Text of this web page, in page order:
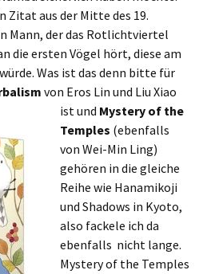
Zitat aus der Mitte des 19.
Mann, der das Rotlichtviertel
die ersten Vögel hört, diese am
Was ist das denn bitte für
von Eros Lin und Liu Xiao
ist und Mystery of the
Temples (ebenfalls
von Wei-Min Ling)
gehören in die gleiche
Reihe wie Hanamikoji
und Shadows in Kyoto,
also fackele ich da
ebenfalls nicht lange.
Mystery of the Temples